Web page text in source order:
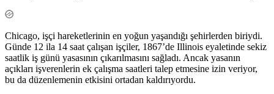
Chicago, işçi hareketlerinin en yoğun yaşandığı şehirlerden biriydi.
Günde 12 ila 14 saat çalışan işçiler, 1867’de Illinois eyaletinde sekiz
saatlik iş günü yasasının çıkarılmasını sağladı. Ancak yasanın
açıkları işverenlerin ek çalışma saatleri talep etmesine izin veriyor,
bu da düzenlemenin etkisini ortadan kaldırıyordu.